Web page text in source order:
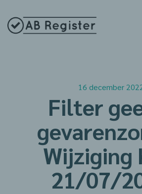
16 december
Filter
Wijziging
21/07/